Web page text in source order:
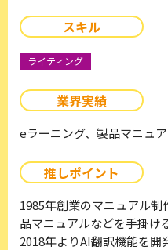
スキル
ライティング
業界実績
eラーニング、製品マニュ
推しポイント
1985年創業のマニュアル
品マニュアルなどを手掛け
2018年よりAI翻訳機能を開